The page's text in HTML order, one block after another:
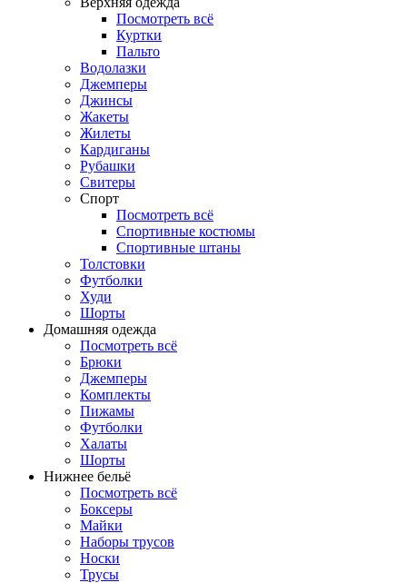
Посмотреть всё
Куртки
Пальто
Водолазки
Джемперы
Джинсы
Жакеты
Жилеты
Кардиганы
Рубашки
Свитеры
Спорт
Посмотреть всё
Спортивные костюмы
Спортивные штаны
Толстовки
Футболки
Худи
Шорты
Домашняя одежда
Посмотреть всё
Брюки
Джемперы
Комплекты
Пижамы
Футболки
Халаты
Шорты
Нижнее бельё
Посмотреть всё
Боксеры
Майки
Наборы трусов
Носки
Трусы